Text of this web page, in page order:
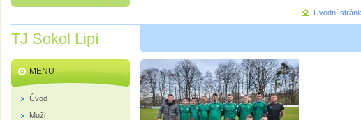
TJ Sokol Lipí
MENU
Úvod
Muži
Úvodní